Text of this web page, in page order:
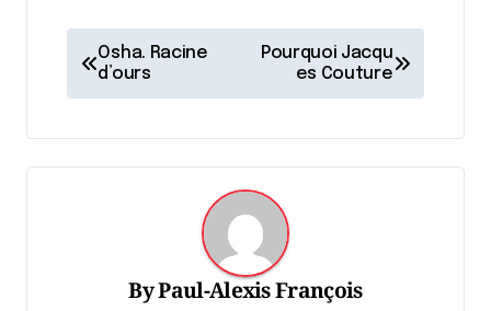
Osha. Racine
d’ours
Pourquoi Jacqu
es Couture
ByPaul-Alexis François